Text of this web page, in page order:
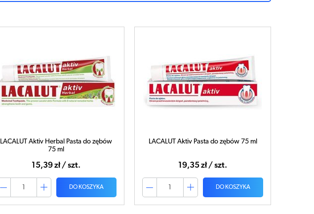
LACALUT Aktiv Herbal Pasta do zębów
75 ml
15,39 zł / szt.
DO KOSZYKA
LACALUT Aktiv Pasta do zębów 75 ml
19,35 zł / szt.
DO KOSZYKA